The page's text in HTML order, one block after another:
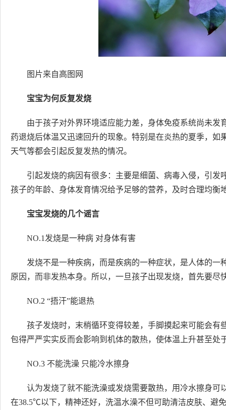
图片来自高图网
宝宝为何反复发烧
由于孩子对外界环境适应能力差，身体免疫系统尚未
药退烧后体温又迅速回升的现象。特别是在炎热的夏季，
天气等都会引起反复发热的情况。
引起发烧的病因有很多：主要是细菌、病毒入侵，引
孩子的年龄、身体发育情况给予足够的营养，及时合理均衡
宝宝发烧的几个谣言
NO.1发烧是一种病 对身体有害
发烧不是一种疾病，而是疾病的一种症状，是人体的
原因，而非发热本身。所以，一旦孩子出现发烧，首先要尽
NO.2 “捂汗”能退热
孩子发烧时，末梢循环变得较差，手脚摸起来可能会
包得严严实实反而会影响到机体的散热，使体温上升甚至处
NO.3 不能洗澡 只能冷水擦身
认为发烧了就不能洗澡或发烧需要散热，用冷水擦身
在38.5℃以下，精神还好，洗温水澡不但可助清洁皮肤、避